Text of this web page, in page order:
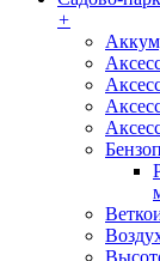
+